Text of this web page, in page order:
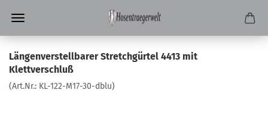
Längenverstellbarer Stretchgürtel 4413 mit
Klettverschluß
(Art.Nr.: KL-122-M17-30-dblu)